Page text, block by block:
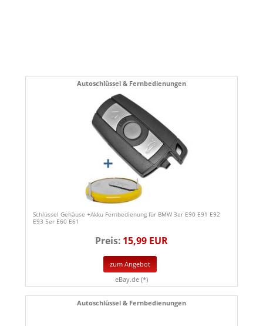
Autoschlüssel & Fernbedienungen
Schlüssel Gehäuse +Akku Fernbedienung für BMW 3er E90 E91 E92
E93 5er E60 E61
Preis: 15,99 EUR
zum Angebot
eBay.de (*)
Autoschlüssel & Fernbedienungen